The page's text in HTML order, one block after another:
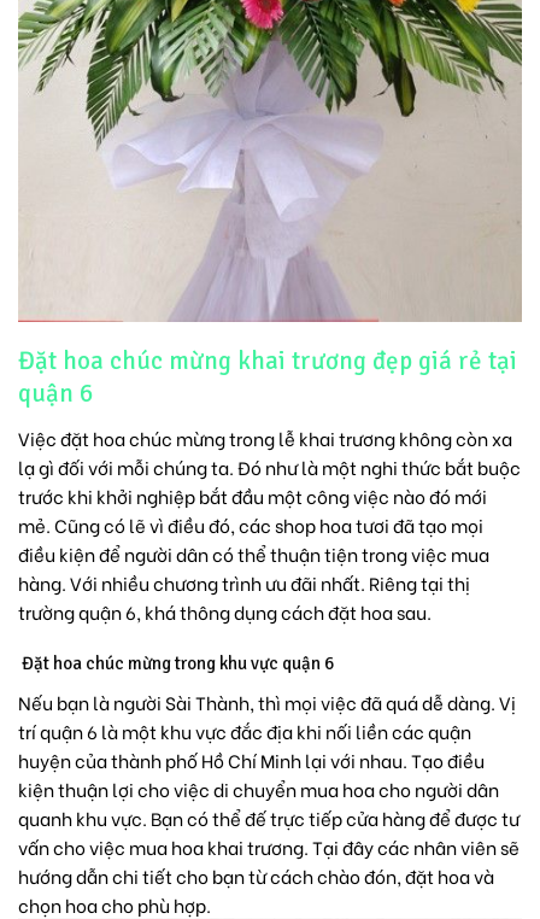
Đặt hoa chúc mừng khai trương đẹp giá rẻ tại
quận 6
Việc đặt hoa chúc mừng trong lễ khai trương không còn xa
lạ gì đối với mỗi chúng ta. Đó như là một nghi thức bắt buộc
trước khi khởi nghiệp bắt đầu một công việc nào đó mới
mẻ. Cũng có lẽ vì điều đó, các shop hoa tươi đã tạo mọi
điều kiện để người dân có thể thuận tiện trong việc mua
hàng. Với nhiều chương trình ưu đãi nhất. Riêng tại thị
trường quận 6, khá thông dụng cách đặt hoa sau.
Đặt hoa chúc mừng trong khu vực quận 6
Nếu bạn là người Sài Thành, thì mọi việc đã quá dễ dàng. Vị
trí quận 6 là một khu vực đắc địa khi nối liền các quận
huyện của thành phố Hồ Chí Minh lại với nhau. Tạo điều
kiện thuận lợi cho việc di chuyển mua hoa cho người dân
quanh khu vực. Bạn có thể đế trực tiếp cửa hàng để được tư
vấn cho việc mua hoa khai trương. Tại đây các nhân viên sẽ
hướng dẫn chi tiết cho bạn từ cách chào đón, đặt hoa và
chọn hoa cho phù hợp.